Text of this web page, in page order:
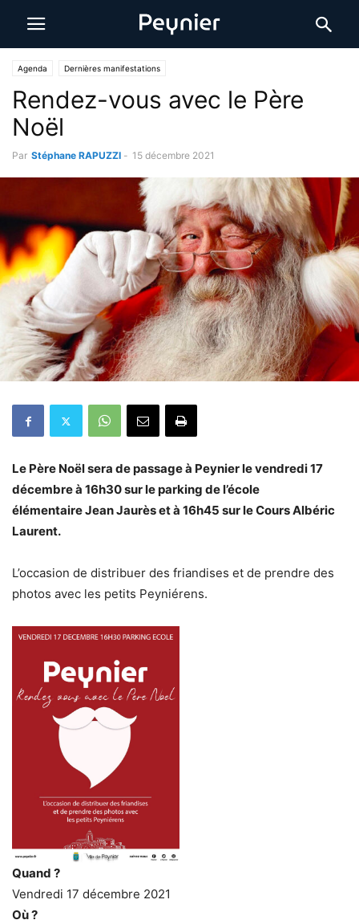
Agenda Dernières manifestations
Rendez-vous avec le Père
Noël
Par Stéphane RAPUZZI - 15 décembre 2021
Le Père Noël sera de passage à Peynier le vendredi 17
décembre à 16h30 sur le parking de l’école
élémentaire Jean Jaurès et à 16h45 sur le Cours Albéric
Laurent.
L’occasion de distribuer des friandises et de prendre des
photos avec les petits Peyniérens.
Quand ?
Vendredi 17 décembre 2021
Où ?